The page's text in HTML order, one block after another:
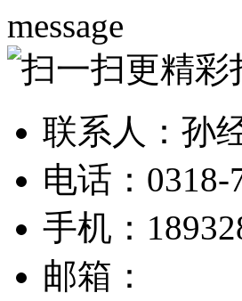
message
联系人：孙
电话：0318-
手机：
邮箱：